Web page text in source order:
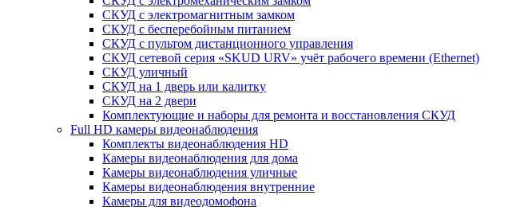
СКУД с электромагнитным замком
СКУД с бесперебойным питанием
СКУД с пультом дистанционного управления
СКУД сетевой серия «SKUD URV» учёт рабочего времени (Ethernet)
СКУД уличный
СКУД на 1 дверь или калитку
СКУД на 2 двери
Комплектующие и наборы для ремонта и восстановления СКУД
Full HD камеры видеонаблюдения
Комплекты видеонаблюдения HD
Камеры видеонаблюдения для дома
Камеры видеонаблюдения уличные
Камеры видеонаблюдения внутренние
Камеры для видеодомофона